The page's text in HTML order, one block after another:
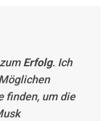
Erfolg. Ich
finden, um die